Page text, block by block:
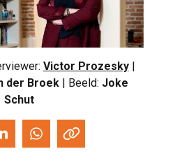
Victor Prozesky |
der Broek | Beeld: Joke
Schut